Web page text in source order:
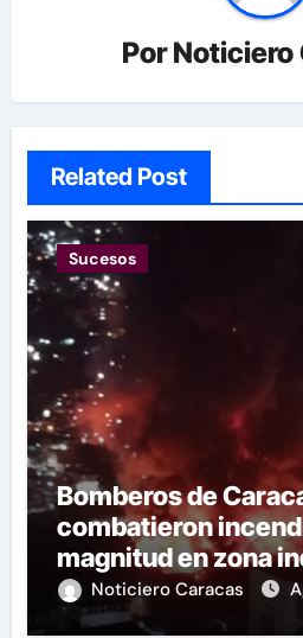
PorNoticiero
Related Post
Sucesos
Bomberos de
combatieron
magnitud en zona
Llanito
Noticiero Caracas